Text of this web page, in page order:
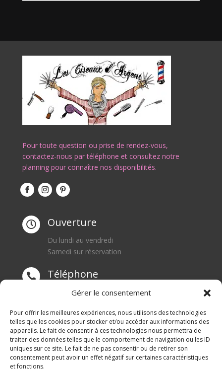
Gérer le consentement
Pour offrir les meilleures expériences, nous utilisons des technologies
telles que les cookies pour stocker et/ou accéder aux informations des
appareils. Le fait de consentir à ces technologies nous permettra de
traiter des données telles que le comportement de navigation ou les ID
uniques sur ce site. Le fait de ne pas consentir ou de retirer son
consentement peut avoir un effet négatif sur certaines caractéristiques
et fonctions.
Pour toute question ou prise de rendez-vous,
contactez-nous par téléphone et consultez notre
planning pour connaître nos disponibilités.
 Ouverture
Du lundi au vendredi
Samedi sur réservation
 Téléphone
0668550471
 Adresse
1 rue du Blanc Poirier
70110 SENARGENT MIGNAFANS